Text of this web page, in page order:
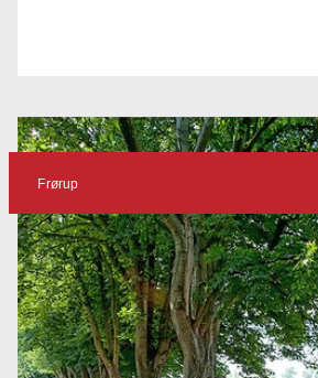
Frørup